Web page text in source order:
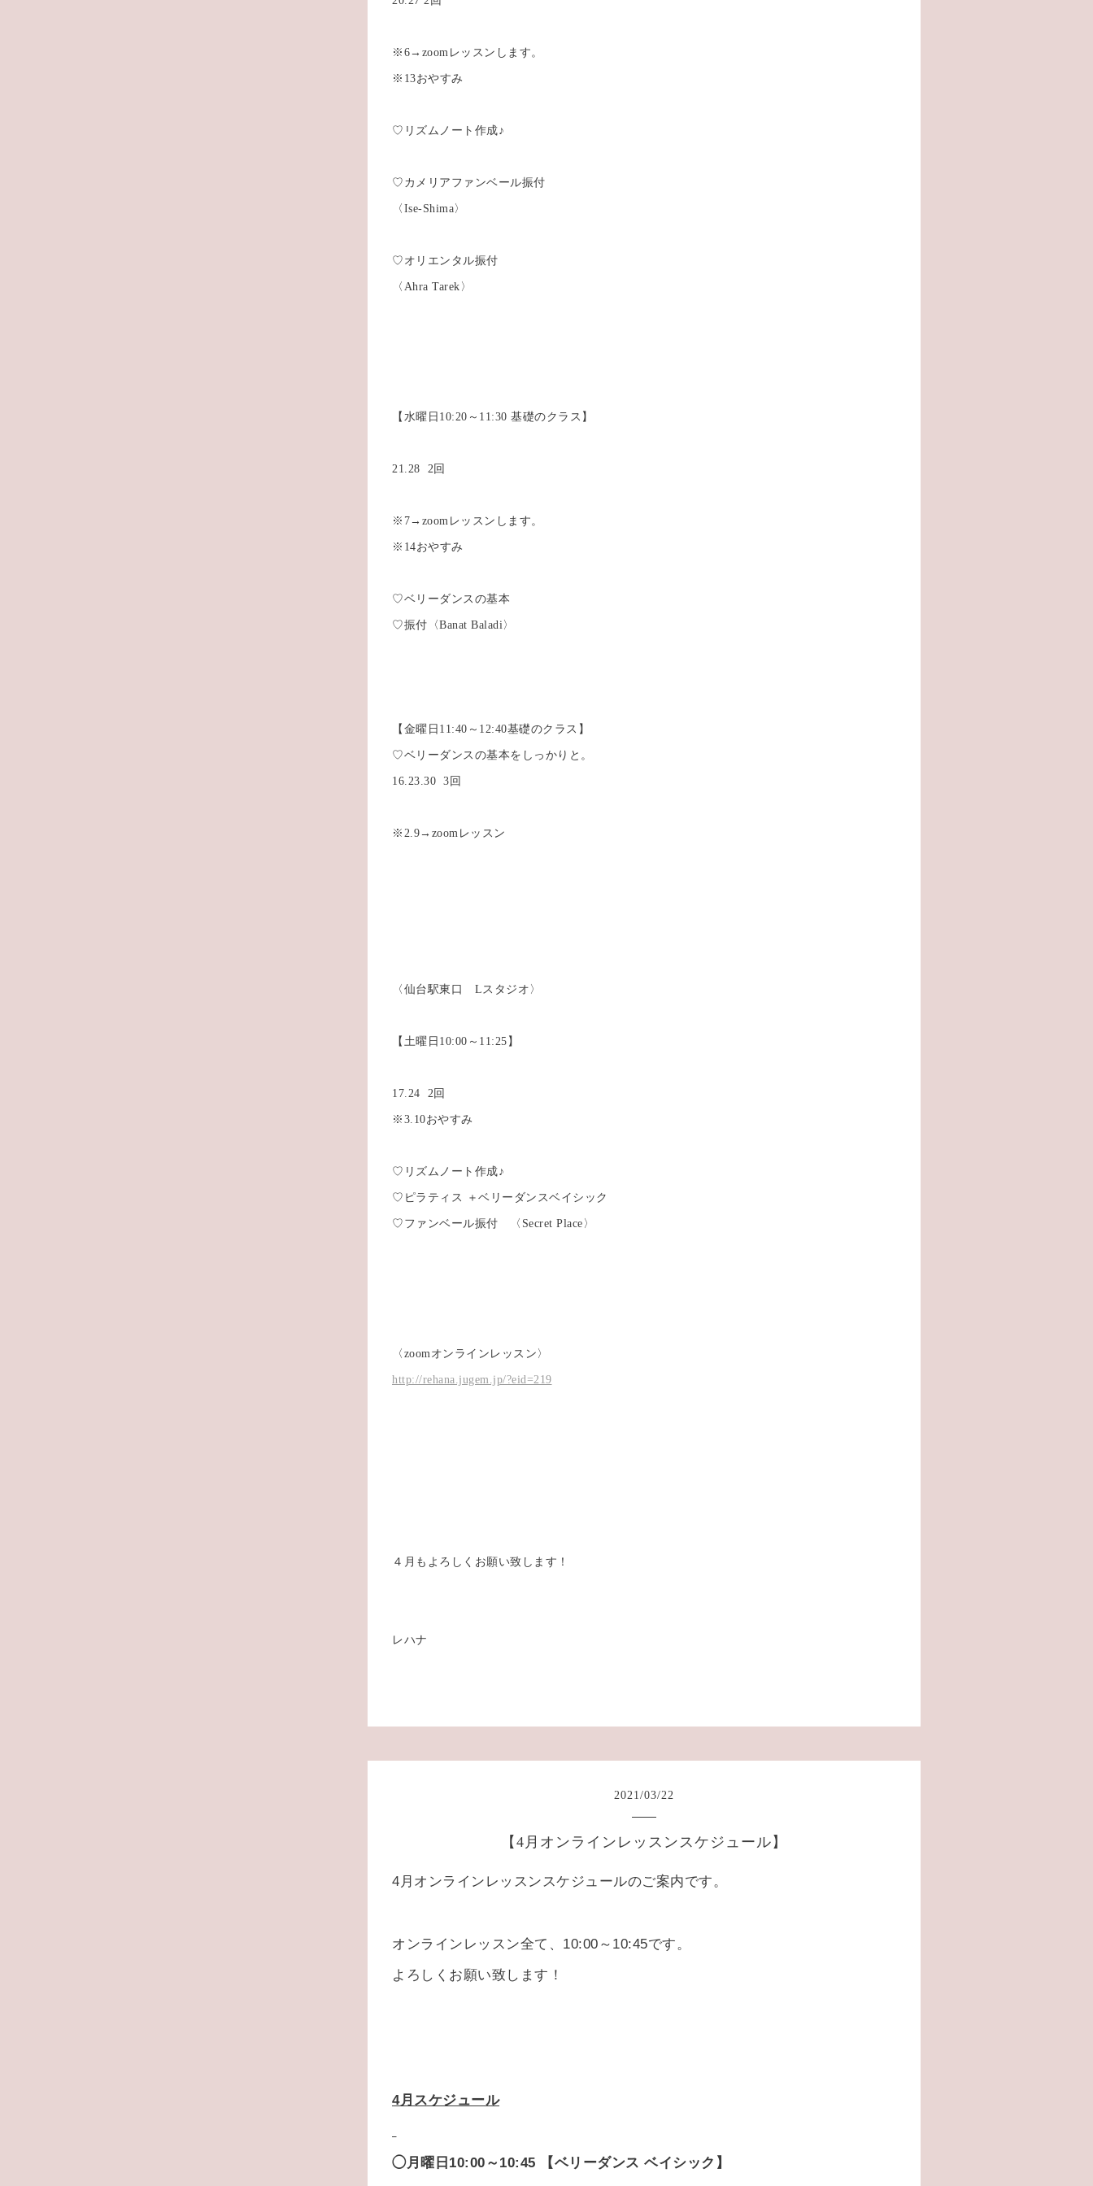
※6→zoomレッスンします。
※13おやすみ
♡リズムノート作成♪
♡カメリアファンベール振付
〈Ise-Shima〉
♡オリエンタル振付
〈Ahra Tarek〉
【水曜日10:20～11:30 基礎のクラス】
21.28 2回
※7→zoomレッスンします。
※14おやすみ
♡ベリーダンスの基本
♡振付〈Banat Baladi〉
【金曜日11:40～12:40基礎のクラス】
♡ベリーダンスの基本をしっかりと。
16.23.30 3回
※2.9→zoomレッスン
〈仙台駅東口 Lスタジオ〉
【土曜日10:00～11:25】
17.24 2回
※3.10おやすみ
♡リズムノート作成♪
♡ピラティス ＋ベリーダンスベイシック
♡ファンベール振付 〈Secret Place〉
〈zoomオンラインレッスン〉
http://rehana.jugem.jp/?eid=219
４月もよろしくお願い致します！
レハナ
2021/03/22
【4月オンラインレッスンスケジュール】
4月オンラインレッスンスケジュールのご案内です。
オンラインレッスン全て、10:00～10:45です。
よろしくお願い致します！
4月スケジュール
◯月曜日10:00～10:45 【ベリーダンス ベイシック】